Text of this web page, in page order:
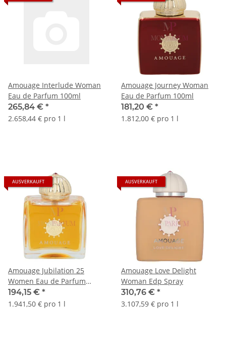
Amouage Interlude Woman
Eau de Parfum 100ml
265,84 € *
2.658,44 € pro 1 l
Amouage Journey Woman
Eau de Parfum 100ml
181,20 € *
1.812,00 € pro 1 l
AUSVERKAUFT
Amouage Jubilation 25
Women Eau de Parfum
100ml
194,15 € *
1.941,50 € pro 1 l
AUSVERKAUFT
Amouage Love Delight
Woman Edp Spray
310,76 € *
3.107,59 € pro 1 l